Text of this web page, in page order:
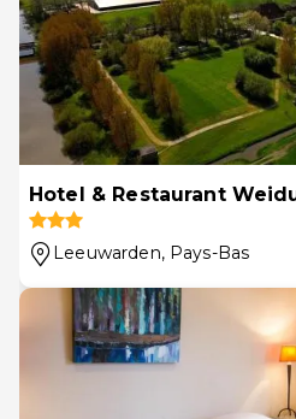
Hotel & Restaurant
Leeuwarden, Pays-Bas